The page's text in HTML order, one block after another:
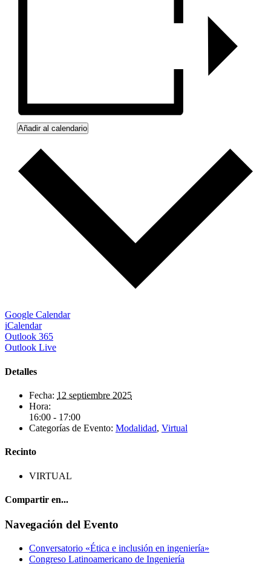
Añadir al calendario
Google Calendar
iCalendar
Outlook 365
Outlook Live
Detalles
Fecha: 12 septiembre 2025
Hora:
16:00 - 17:00
Categorías de Evento: Modalidad, Virtual
Recinto
VIRTUAL
Compartir en...
Facebook
X
Reddit
LinkedIn
WhatsApp
Correo
electrónico
Navegación del Evento
Conversatorio «Ética e inclusión en ingeniería»
Congreso Latinoamericano de Ingeniería